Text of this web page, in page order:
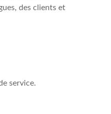
des clients et
service.